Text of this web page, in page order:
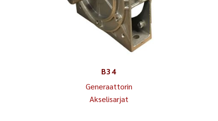
B34
Generaattorin
Akselisarjat